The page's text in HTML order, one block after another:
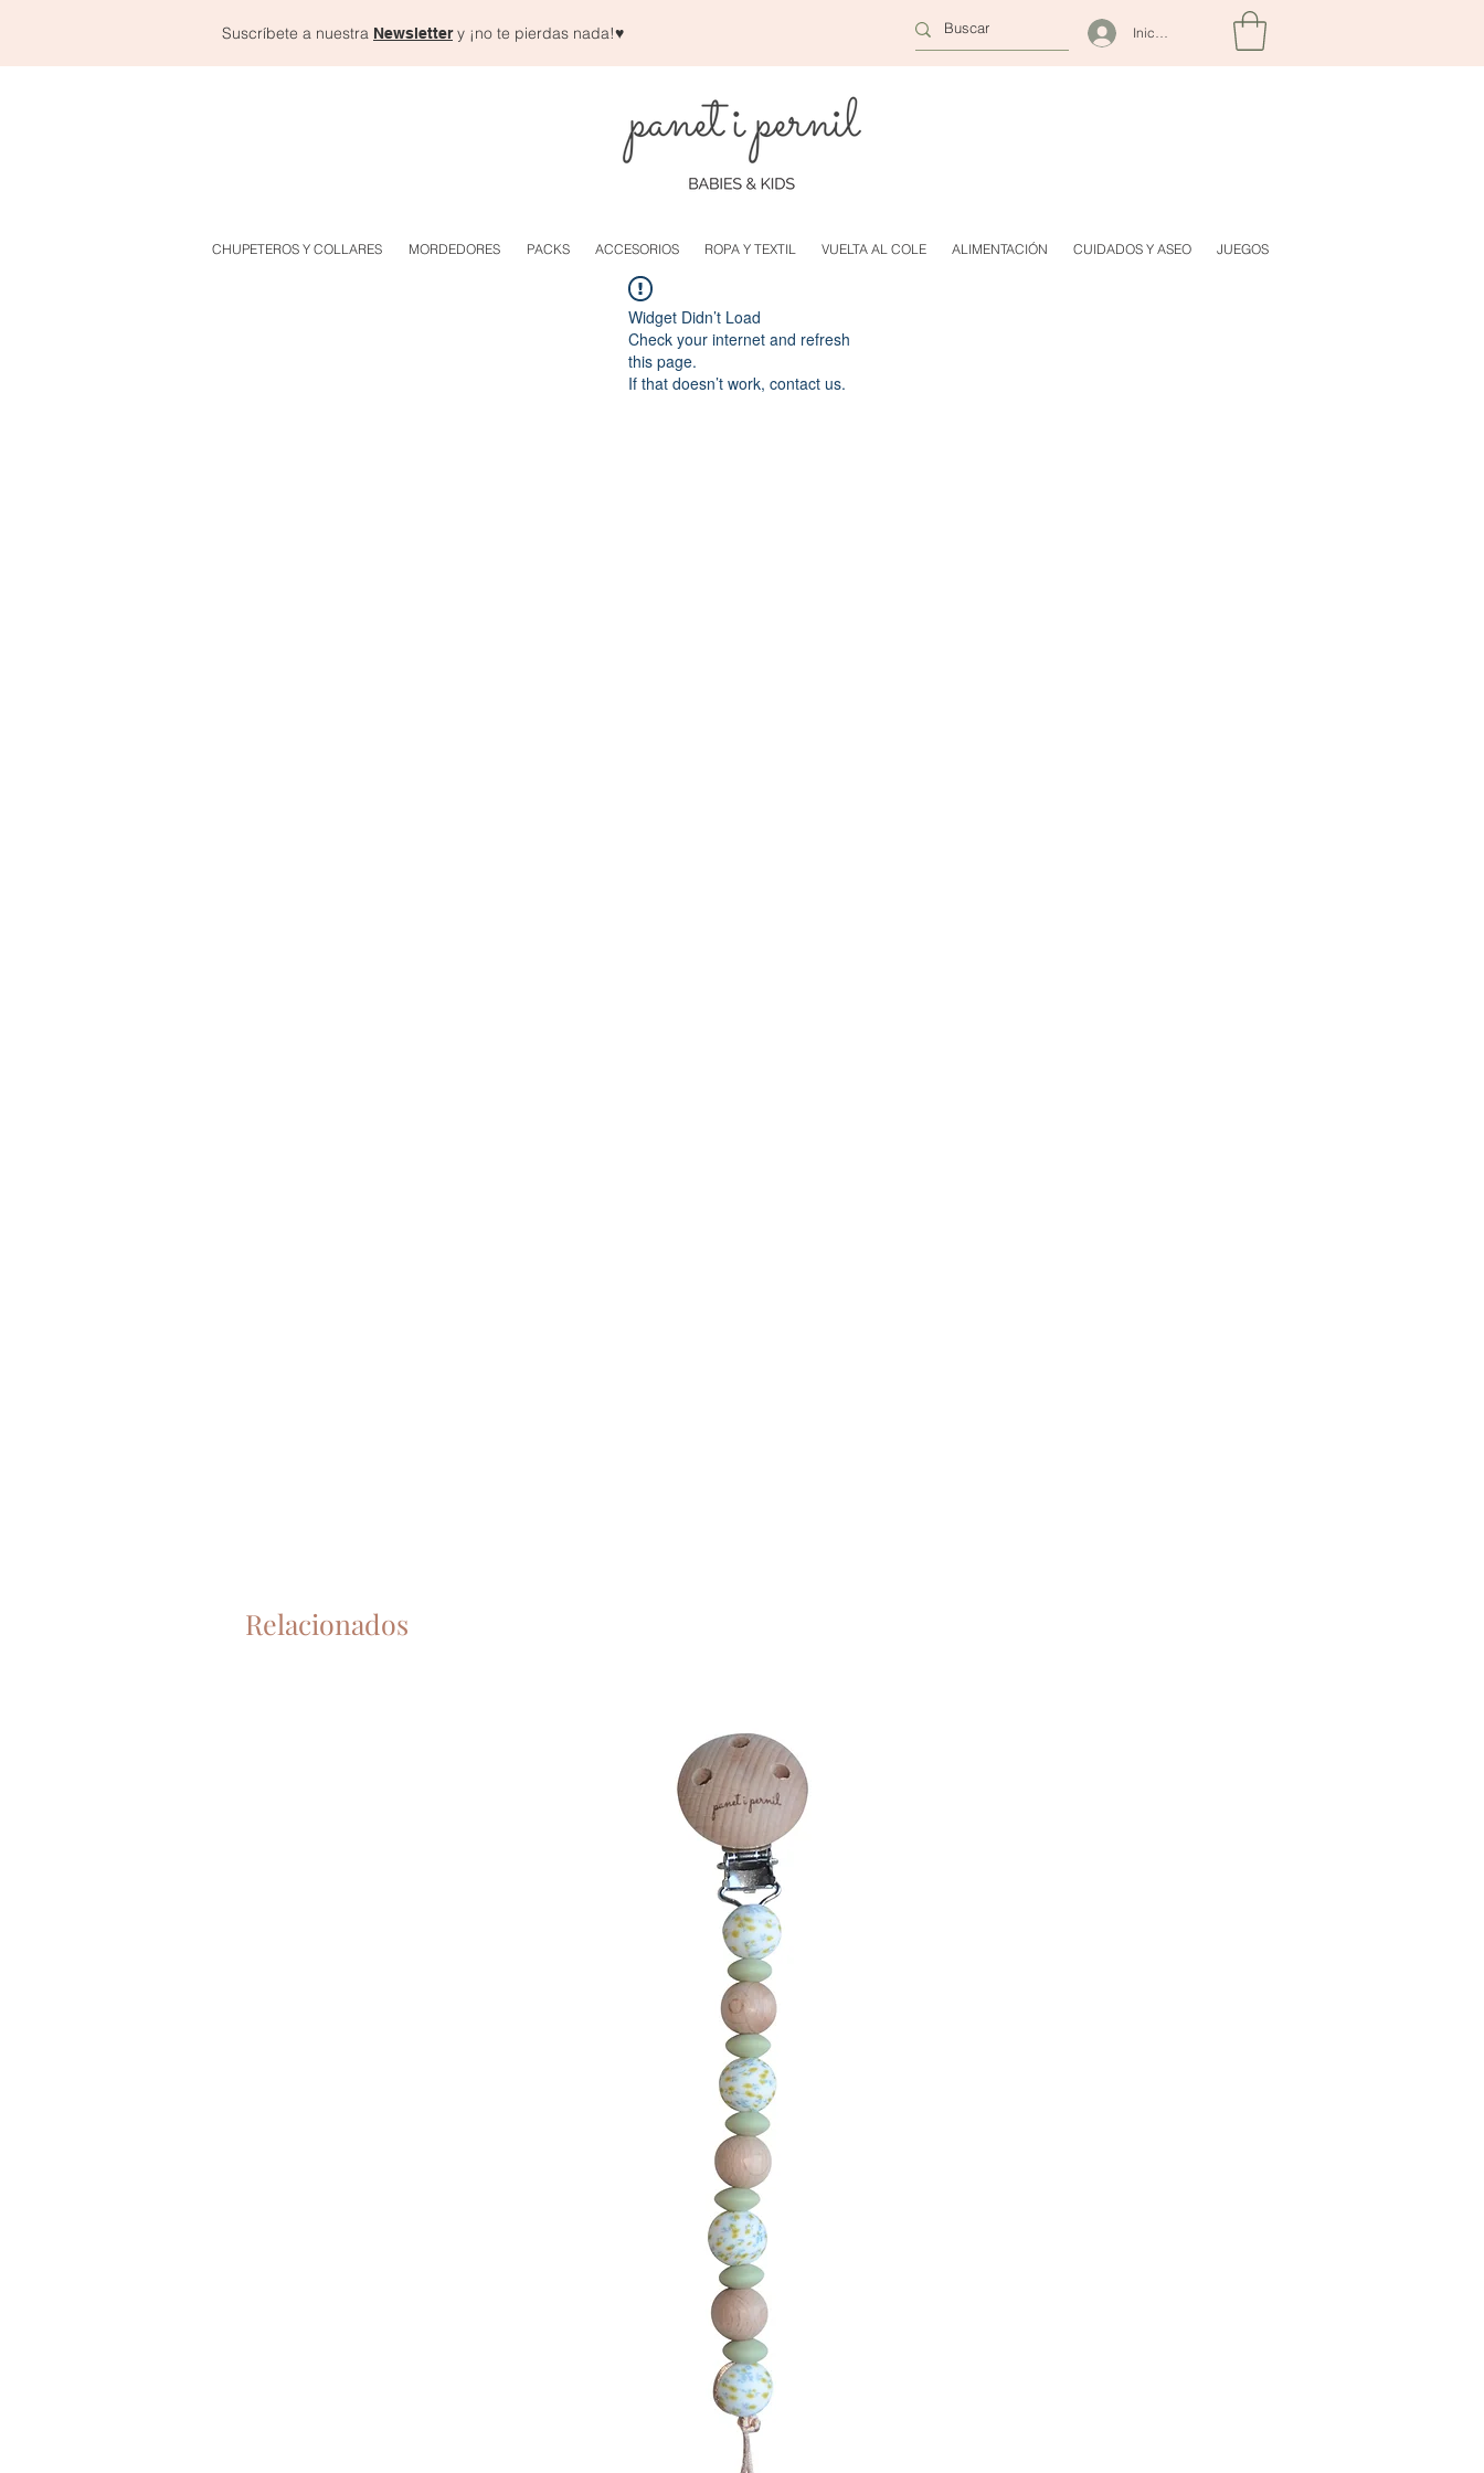
Suscríbete a nuestra Newslettery ¡no te pierdas nada!♥ Iniciar sesión
CHUPETEROS Y COLLARES MORDEDORES PACKS ACCESORIOS ROPA Y TEXTIL VUELTA AL COLE ALIMENTACIÓN CUIDADOS Y ASEO JUEGOS
Relacionados
Widget Didn’t Load
Check your internet and refresh
this page.
If that doesn’t work, contact us.